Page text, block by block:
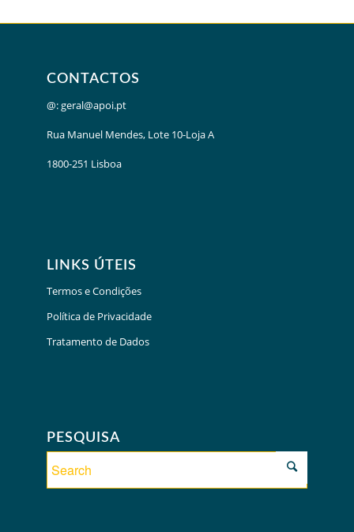
CONTACTOS
@:geral@apoi.pt
Rua Manuel Mendes, Lote 10-Loja A
1800-251 Lisboa
LINKS ÚTEIS
Termos e Condições
Política de Privacidade
Tratamento de Dados
PESQUISA